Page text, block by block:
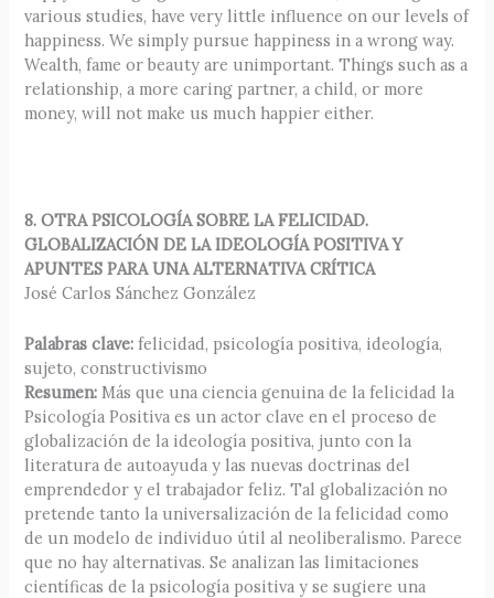
various studies, have very little influence on our levels of
happiness. We simply pursue happiness in a wrong way.
Wealth, fame or beauty are unimportant. Things such as a
relationship, a more caring partner, a child, or more
money, will not make us much happier either.
8. OTRA PSICOLOGÍA SOBRE LA FELICIDAD.
GLOBALIZACIÓN DE LA IDEOLOGÍA POSITIVA Y
APUNTES PARA UNA ALTERNATIVA CRÍTICA
José Carlos Sánchez González
Palabras clave:felicidad, psicología positiva, ideología,
sujeto, constructivismo
Resumen:Más que una ciencia genuina de la felicidad la
Psicología Positiva es un actor clave en el proceso de
globalización de la ideología positiva, junto con la
literatura de autoayuda y las nuevas doctrinas del
emprendedor y el trabajador feliz. Tal globalización no
pretende tanto la universalización de la felicidad como
de un modelo de individuo útil al neoliberalismo. Parece
que no hay alternativas. Se analizan las limitaciones
científicas de la psicología positiva y se sugiere una